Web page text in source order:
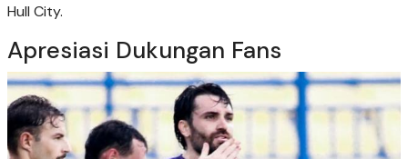
Hull City.
Apresiasi Dukungan Fans